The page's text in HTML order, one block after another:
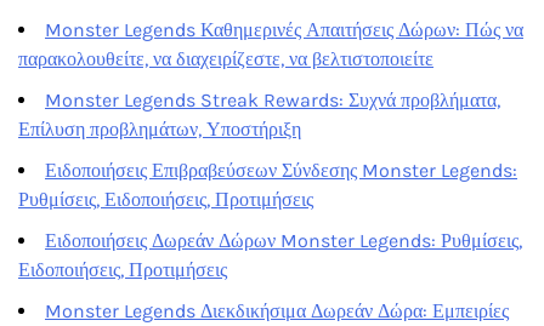
Monster Legends Καθημερινές Απαιτήσεις Δώρων: Πώς να
παρακολουθείτε, να διαχειρίζεστε, να βελτιστοποιείτε
Monster Legends Streak Rewards: Συχνά προβλήματα,
Επίλυση προβλημάτων, Υποστήριξη
Ειδοποιήσεις Επιβραβεύσεων Σύνδεσης Monster Legends:
Ρυθμίσεις, Ειδοποιήσεις, Προτιμήσεις
Ειδοποιήσεις Δωρεάν Δώρων Monster Legends: Ρυθμίσεις,
Ειδοποιήσεις, Προτιμήσεις
Monster Legends Διεκδικήσιμα Δωρεάν Δώρα: Εμπειρίες